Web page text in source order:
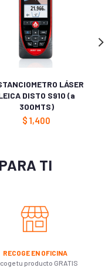
LÁSER
DISTO S910 (a
300MTS)
$ 1,400
TI
RECOGE EN OFICINA
tu producto GRATIS